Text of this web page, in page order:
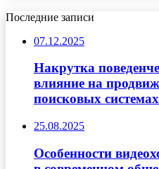
Последние записи
07.12.2025
Накрутка
влияние на
поисковых системах
25.08.2025
Особенности